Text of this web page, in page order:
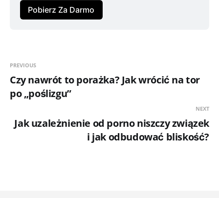
Pobierz Za Darmo
PREVIOUS
Czy nawrót to porażka? Jak wrócić na tor
po „poślizgu”
NEXT
Jak uzależnienie od porno niszczy związek
i jak odbudować bliskość?